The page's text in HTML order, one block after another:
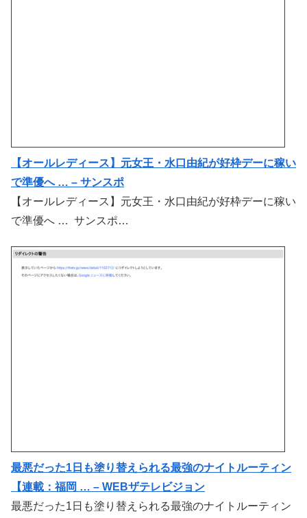
【オールレディース】元女王・水口由紀が好枠デーに稼い
で準優へ … – サンスポ
【オールレディース】元女王・水口由紀が好枠デーに稼い
で準優へ … サンスポ…
最悪だった1日も塗り替えられる最強のナイトルーティン
【連載：福岡 … – WEBザテレビジョン
最悪だった1日も塗り替えられる最強のナイトルーティン